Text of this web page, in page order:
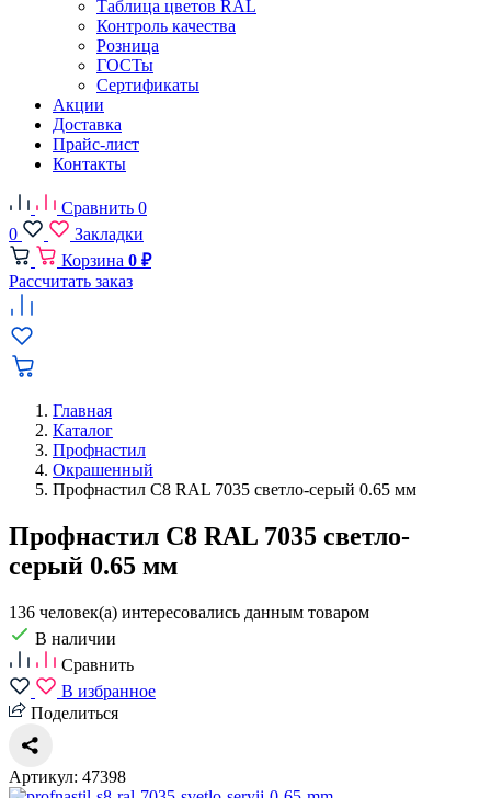
Таблица цветов RAL
Контроль качества
Розница
ГОСТы
Сертификаты
Акции
Доставка
Прайс-лист
Контакты
Сравнить 0
0
Закладки
Корзина 0 ₽
Рассчитать заказ
Главная
Каталог
Профнастил
Окрашенный
Профнастил С8 RAL 7035 светло-серый 0.65 мм
Профнастил С8 RAL 7035 светло-
серый 0.65 мм
136 человек(а) интересовались данным товаром
В наличии
Сравнить
В избранное
Поделиться
Артикул: 47398